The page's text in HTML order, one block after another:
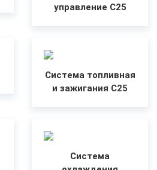
управление C25
Система топливная
и зажигания C25
Система